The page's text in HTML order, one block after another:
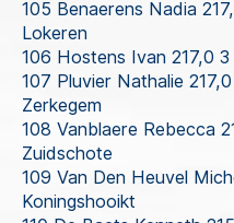
105 Benaerens Nadia
Lokeren
106 Hostens Ivan 217,0
107 Pluvier Nathalie
Zerkegem
108 Vanblaere Rebecca
Zuidschote
109 Van Den Heuvel
Koningshooikt